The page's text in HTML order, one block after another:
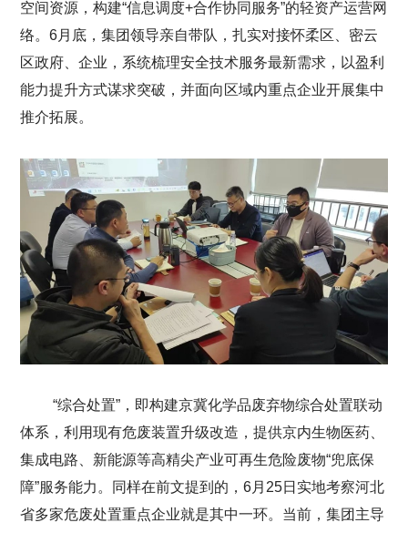
空间资源，构建“信息调度+合作协同服务”的轻资产运营网
络。6月底，集团领导亲自带队，扎实对接怀柔区、密云
区政府、企业，系统梳理安全技术服务最新需求，以盈利
能力提升方式谋求突破，并面向区域内重点企业开展集中
推介拓展。
“综合处置”，即构建京冀化学品废弃物综合处置联动
体系，利用现有危废装置升级改造，提供京内生物医药、
集成电路、新能源等高精尖产业可再生危险废物“兜底保
障”服务能力。同样在前文提到的，6月25日实地考察河北
省多家危废处置重点企业就是其中一环。当前，集团主导